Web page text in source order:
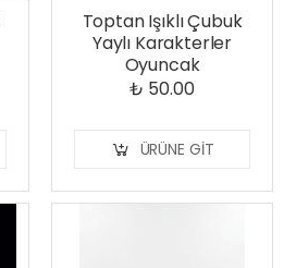
Toptan Işıklı Çubuk
Yaylı Karakterler
Oyuncak
₺ 50.00
ÜRÜNE GIT